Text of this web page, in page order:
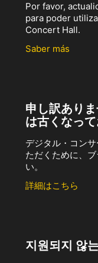
Por favor,
para poder
Concert Hall.
Saber más
申し訳あり
は古くなっ
デジタル・コン
ただくために、
い。
詳細はこちら
지원되지 않